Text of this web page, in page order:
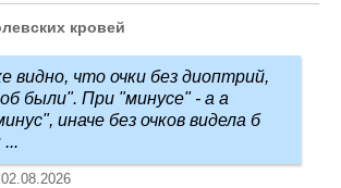
кровей
видно, что очки без диоптрий,
были". При "минусе" - а а
иначе без очков видела б
02.08.2026